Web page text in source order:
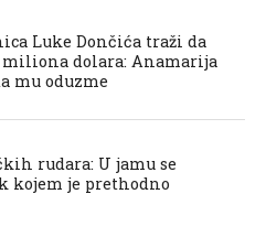
Luke Dončića traži da
dolara: Anamarija
mu oduzme
rudara: U jamu se
kojem je prethodno